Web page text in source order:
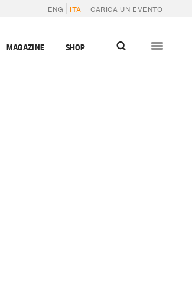
ENG ITA CARICA UN EVENTO
MAGAZINE SHOP